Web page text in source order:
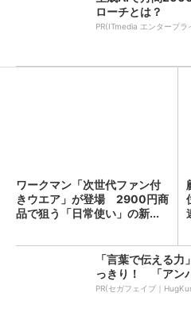
ローチとは？
PR(ITmedia エンタープラ
ワークマン「次世代ファン付
きウエア」が登場 2900円商
品で狙う「日常使い」の新...
「言葉で伝える
っきり！ 「アン
PR(セガフェイブ｜